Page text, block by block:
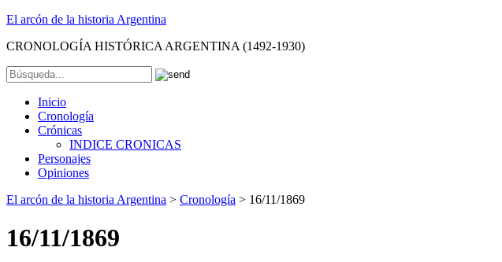
El arcón de la historia Argentina
CRONOLOGÍA HISTÓRICA ARGENTINA (1492-1930)
Inicio
Cronología
Crónicas
INDICE CRONICAS
Personajes
Opiniones
El arcón de la historia Argentina > Cronología > 16/11/1869
16/11/1869